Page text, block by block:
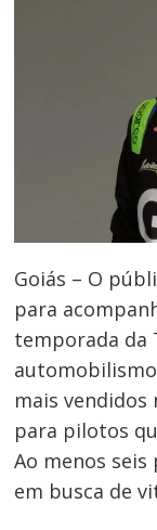
Goiás – O
para
temporada da
mais vendidos
para pilotos
Ao menos
em busca de